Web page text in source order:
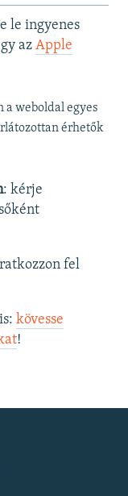
le ingyenes
az Apple
a weboldal egyes
érhetők
: kérje
fel
is: kövesse
! ​